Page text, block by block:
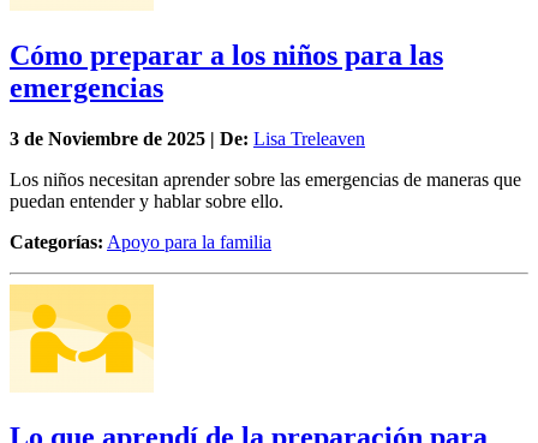
Cómo preparar a los niños para las
emergencias
3 de Noviembre de 2025 | De: Lisa Treleaven
Los niños necesitan aprender sobre las emergencias de maneras que
puedan entender y hablar sobre ello.
Categorías: Apoyo para la familia